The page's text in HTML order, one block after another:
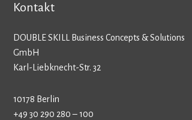
Kontakt
DOUBLE SKILL Business Concepts & Solutions
GmbH
Karl-Liebknecht-Str. 32
10178 Berlin
+49 30 290 280 – 100